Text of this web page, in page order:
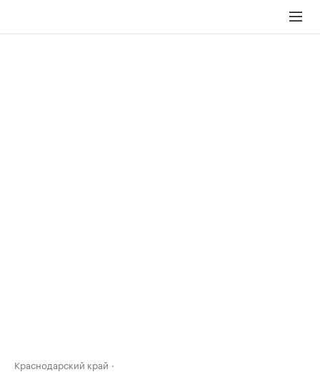
Краснодарский край